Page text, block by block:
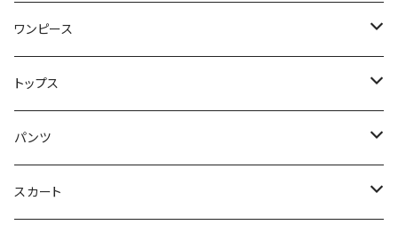
ワンピース
ミニ/ショート
ミディアム/ミモレ
ロング/マキシ
トップス
Tシャツ/カットソー
タンクトップ/キャミソール
パンツ
ショート丈
スカート